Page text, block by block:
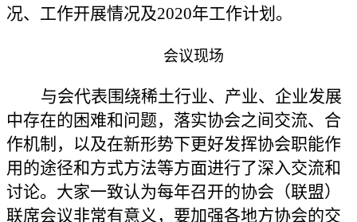
况、工作开展情况及2020年工作计划。
会议现场
与会代表围绕稀土行业、产业、企业发展
中存在的困难和问题，落实协会之间交流、合
作机制，以及在新形势下更好发挥协会职能作
用的途径和方式方法等方面进行了深入交流和
讨论。大家一致认为每年召开的协会（联盟）
联席会议非常有意义，要加强各地方协会的交